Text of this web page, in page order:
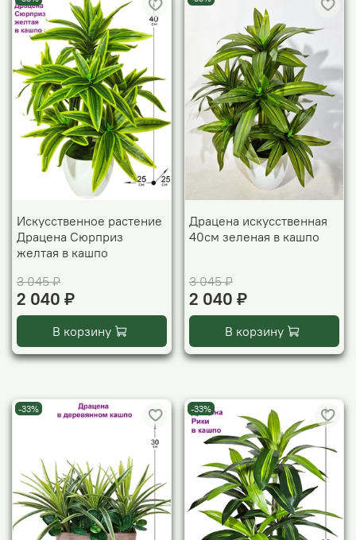
Искусственное растение
Драцена Сюрприз
желтая в кашпо
3 045 ₽
2 040 ₽
В корзину
Драцена искусственная
40см зеленая в кашпо
3 045 ₽
2 040 ₽
В корзину
-33% -33%